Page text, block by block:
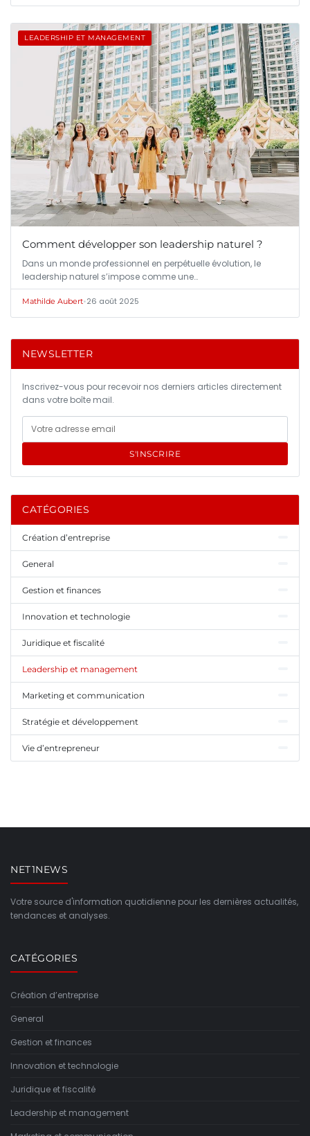
LEADERSHIP ET MANAGEMENT
Comment développer son leadership naturel ?
Dans un monde professionnel en perpétuelle évolution, le
leadership naturel s’impose comme une…
Mathilde Aubert•26 août 2025
NEWSLETTER
Inscrivez-vous pour recevoir nos derniers articles directement
dans votre boîte mail.
S'INSCRIRE
CATÉGORIES
Création d’entreprise
General
Gestion et finances
Innovation et technologie
Juridique et fiscalité
Leadership et management
Marketing et communication
Stratégie et développement
Vie d’entrepreneur
NET1NEWS
Votre source d'information quotidienne pour les dernières actualités,
tendances et analyses.
CATÉGORIES
Création d’entreprise
General
Gestion et finances
Innovation et technologie
Juridique et fiscalité
Leadership et management